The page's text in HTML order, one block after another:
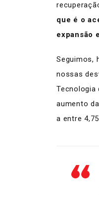
que é o
expansão
Seguimos,
nossas
Tecnologia
aumento
a entre